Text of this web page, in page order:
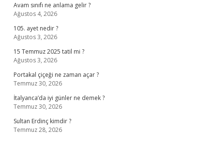
Avam sınıfı ne anlama gelir ?
Ağustos 4, 2026
105. ayet nedir ?
Ağustos 3, 2026
15 Temmuz 2025 tatil mi ?
Ağustos 3, 2026
Portakal çiçeği ne zaman açar ?
Temmuz 30, 2026
İtalyanca’da iyi günler ne demek ?
Temmuz 30, 2026
Sultan Erdinç kimdir ?
Temmuz 28, 2026